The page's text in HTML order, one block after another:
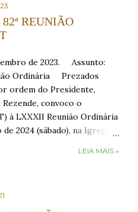
REUNIÃO
de 2023. Assunto:
Ordinária Prezados
ordem do Presidente,
convoco o
à LXXXII Reunião Ordinária
2024 (sábado), na Igreja
SP, como segue: •
, os Presbíteros
LEIA MAIS »